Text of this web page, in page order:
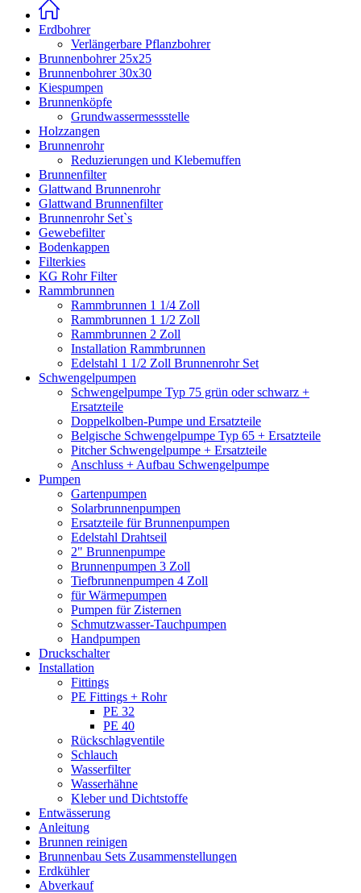
Erdbohrer
Verlängerbare Pflanzbohrer
Brunnenbohrer 25x25
Brunnenbohrer 30x30
Kiespumpen
Brunnenköpfe
Grundwassermessstelle
Holzzangen
Brunnenrohr
Reduzierungen und Klebemuffen
Brunnenfilter
Glattwand Brunnenrohr
Glattwand Brunnenfilter
Brunnenrohr Set`s
Gewebefilter
Bodenkappen
Filterkies
KG Rohr Filter
Rammbrunnen
Rammbrunnen 1 1/4 Zoll
Rammbrunnen 1 1/2 Zoll
Rammbrunnen 2 Zoll
Installation Rammbrunnen
Edelstahl 1 1/2 Zoll Brunnenrohr Set
Schwengelpumpen
Schwengelpumpe Typ 75 grün oder schwarz +
Ersatzteile
Doppelkolben-Pumpe und Ersatzteile
Belgische Schwengelpumpe Typ 65 + Ersatzteile
Pitcher Schwengelpumpe + Ersatzteile
Anschluss + Aufbau Schwengelpumpe
Pumpen
Gartenpumpen
Solarbrunnenpumpen
Ersatzteile für Brunnenpumpen
Edelstahl Drahtseil
2" Brunnenpumpe
Brunnenpumpen 3 Zoll
Tiefbrunnenpumpen 4 Zoll
für Wärmepumpen
Pumpen für Zisternen
Schmutzwasser-Tauchpumpen
Handpumpen
Druckschalter
Installation
Fittings
PE Fittings + Rohr
PE 32
PE 40
Rückschlagventile
Schlauch
Wasserfilter
Wasserhähne
Kleber und Dichtstoffe
Entwässerung
Anleitung
Brunnen reinigen
Brunnenbau Sets Zusammenstellungen
Erdkühler
Abverkauf